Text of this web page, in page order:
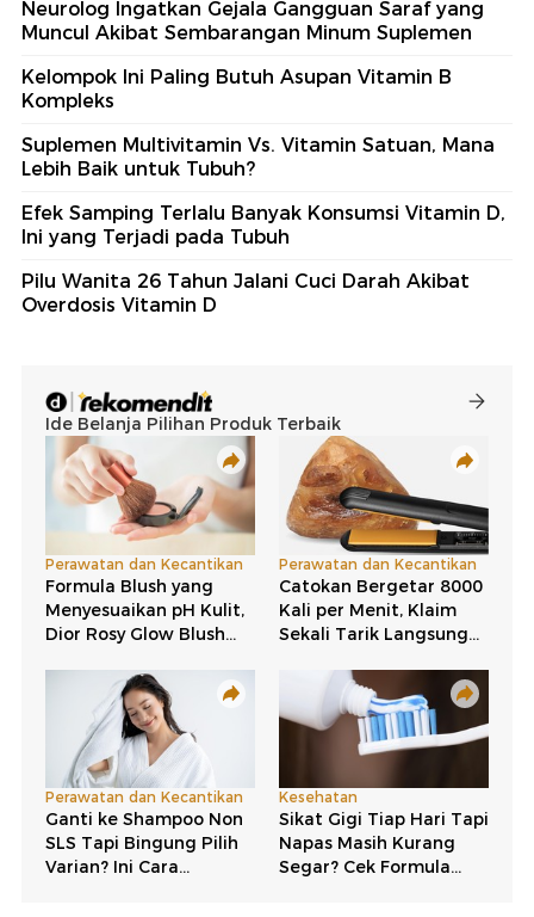
Neurolog Ingatkan Gejala Gangguan Saraf yang
Muncul Akibat Sembarangan Minum Suplemen
Kelompok Ini Paling Butuh Asupan Vitamin B
Kompleks
Suplemen Multivitamin Vs. Vitamin Satuan, Mana
Lebih Baik untuk Tubuh?
Efek Samping Terlalu Banyak Konsumsi Vitamin D,
Ini yang Terjadi pada Tubuh
Pilu Wanita 26 Tahun Jalani Cuci Darah Akibat
Overdosis Vitamin D